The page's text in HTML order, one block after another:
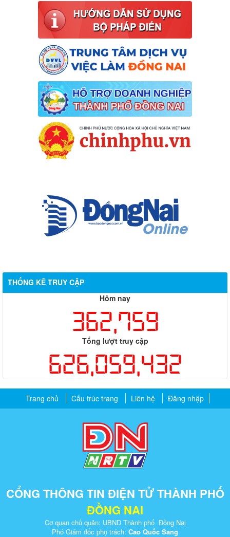
THỐNG KÊ TRUY CẬP
Hôm nay
362,759
Tổng lượt truy cập
626,059,432
Trang chủ Cấu trúc trang Liên hệ Đăng nhập
CỔNG THÔNG TIN ĐIỆN TỬ THÀNH PHỐ
ĐỒNG NAI
Cơ quan chủ quản: UBND Thành phố Đồng Nai
Phó Giám đốc phụ trách: Cao Quốc Sang